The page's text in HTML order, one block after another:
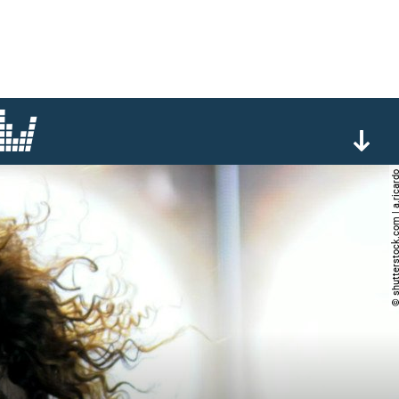
© shutterstock.com | a.ricardo